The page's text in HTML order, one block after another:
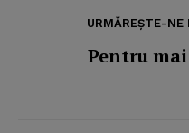
URMĂREȘTE-NE
Pentru